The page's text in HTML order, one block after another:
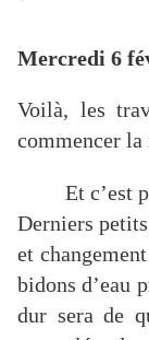
Mercredi 6
Voilà, les
commencer la
Et c’est
Derniers
et
bidons d’eau
dur sera de